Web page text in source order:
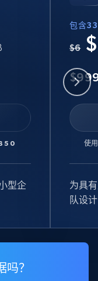
型企
包含
$6
使
为具
队设计
？